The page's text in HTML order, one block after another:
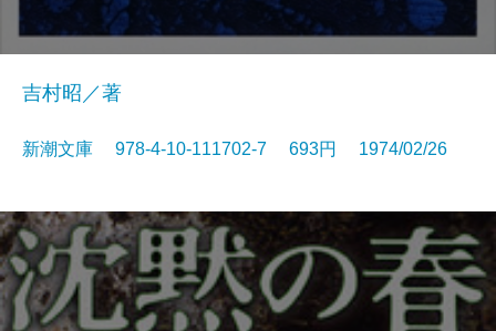
吉村昭／著
新潮文庫 978-4-10-111702-7 693円 1974/02/26